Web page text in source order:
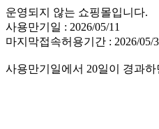
운영되지 않는 쇼핑몰입니다.
사용만기일 : 2026/05/11
마지막접속허용기간 : 2026/05/
사용만기일에서 20일이 경과